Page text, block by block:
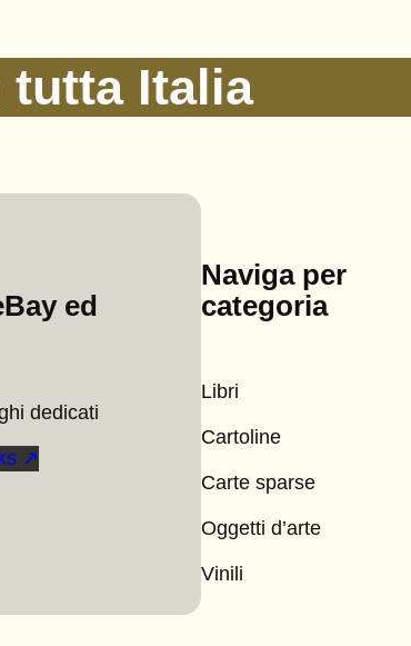
tutta Italia
ed
dedicati
↗
Naviga per
categoria
Libri
Cartoline
Carte sparse
Oggetti d’arte
Vinili